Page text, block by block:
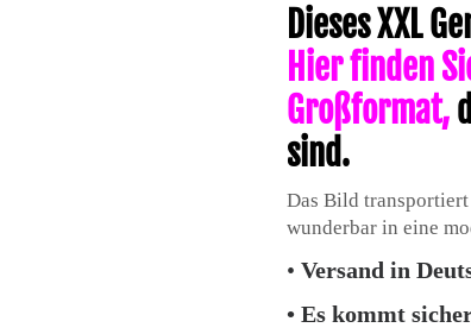
Dieses XXL
Hier finden
Großformat,
sind.
Das Bild
wunderbar in eine
• Versand in
• Es kommt